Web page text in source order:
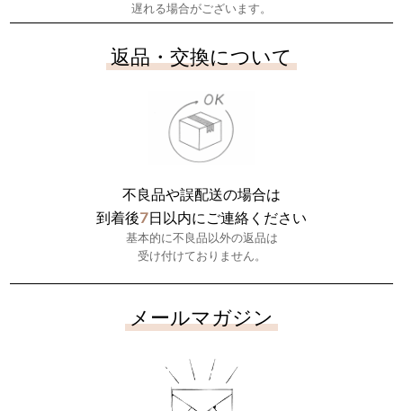
遅れる場合がございます。
返品・交換について
不良品や誤配送の場合は
到着後7日以内にご連絡ください
基本的に不良品以外の返品は
受け付けておりません。
メールマガジン